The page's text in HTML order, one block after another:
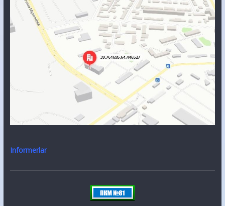
Informerlar